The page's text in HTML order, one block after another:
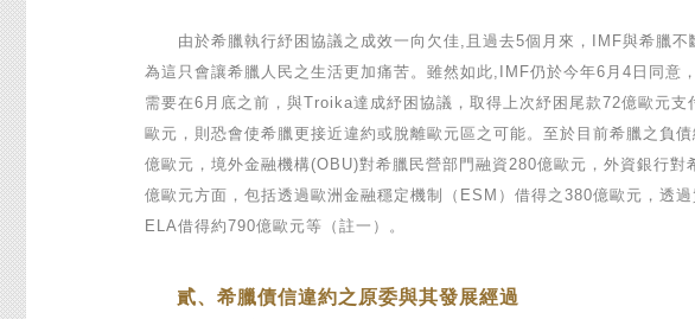
由於希臘執行紓困協議之成效一向欠佳,且過去5個月來，IMF與希臘不
為這只會讓希臘人民之生活更加痛苦。雖然如此,IMF仍於今年6月4日同
需要在6月底之前，與Troika達成紓困協議，取得上次紓困尾款72億歐元
歐元，則恐會使希臘更接近違約或脫離歐元區之可能。至於目前希臘之
億歐元，境外金融機構(OBU)對希臘民營部門融資280億歐元，外資銀行
億歐元方面，包括透過歐洲金融穩定機制（ESM）借得之380億歐元，透
ELA借得約790億歐元等（註一）。
貳、希臘債信違約之原委與其發展經過